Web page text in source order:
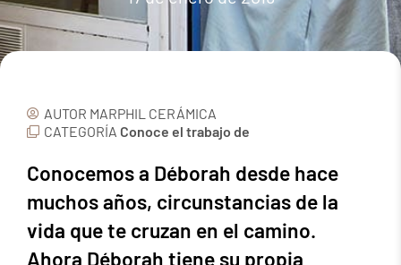
AUTOR MARPHIL CERÁMICA
CATEGORÍA Conoce el trabajo de
Conocemos a Déborah desde hace
muchos años, circunstancias de la
vida que te cruzan en el camino.
Ahora Déborah tiene su propia